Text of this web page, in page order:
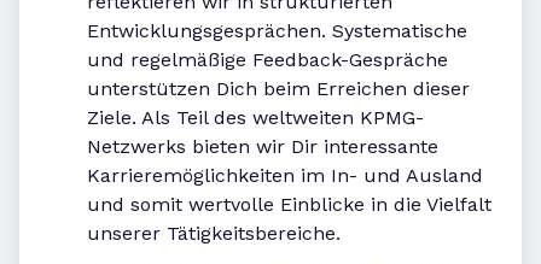
Entwicklungsgesprächen. Systematische
und regelmäßige Feedback-Gespräche
unterstützen Dich beim Erreichen dieser
Ziele. Als Teil des weltweiten KPMG-
Netzwerks bieten wir Dir interessante
Karrieremöglichkeiten im In- und Ausland
und somit wertvolle Einblicke in die Vielfalt
unserer Tätigkeitsbereiche.